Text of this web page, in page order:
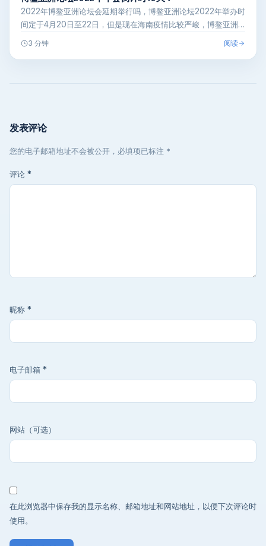
2022年博鳌亚洲论坛会延期举行吗，博鳌亚洲论坛2022年举办时
间定于4月20日至22日，但是现在海南疫情比较严峻，博鳌亚洲
3 分钟 阅读
发表评论
您的电子邮箱地址不会被公开，必填项已标注 *
评论 *
昵称 *
电子邮箱 *
网站（可选）
在此浏览器中保存我的显示名称、邮箱地址和网站地址，以便下次评论时
使用。